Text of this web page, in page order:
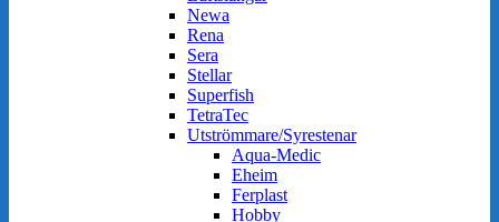
Newa
Rena
Sera
Stellar
Superfish
TetraTec
Utströmmare/Syrestenar
Aqua-Medic
Eheim
Ferplast
Hobby